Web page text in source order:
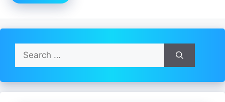
Search
for: